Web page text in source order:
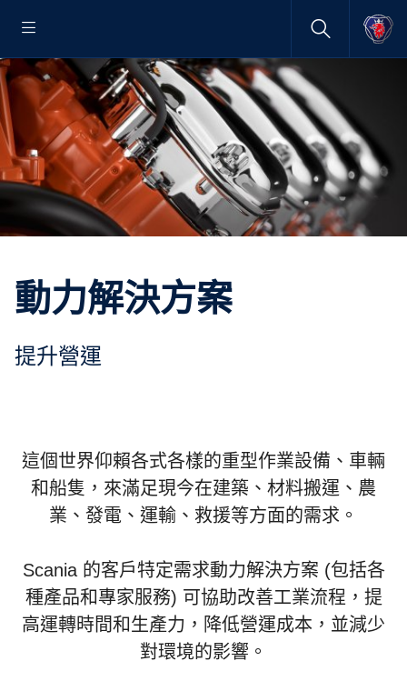
動力解決方案
提升營運
這個世界仰賴各式各樣的重型作業設備、車輛
和船隻，來滿足現今在建築、材料搬運、農
業、發電、運輸、救援等方面的需求。
Scania 的客戶特定需求動力解決方案 (包括各
種產品和專家服務) 可協助改善工業流程，提
高運轉時間和生產力，降低營運成本，並減少
對環境的影響。